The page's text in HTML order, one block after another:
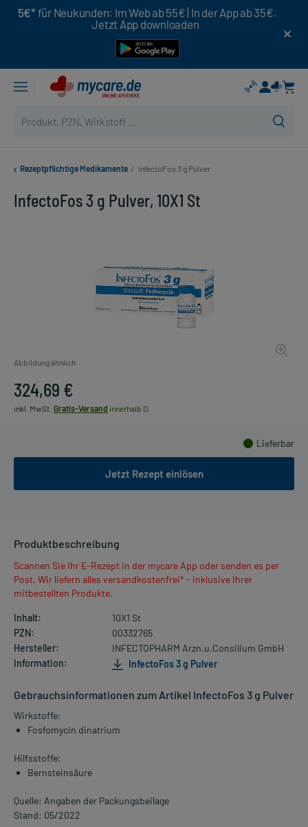
5€* für Neukunden: Im Web ab 55€ | In der App ab 35€.
Jetzt App downloaden
Rezeptpflichtige Medikamente / InfectoFos 3 g Pulver
InfectoFos 3 g Pulver, 10X1 St
Abbildung ähnlich
324,69 €
inkl. MwSt. Gratis-Versand innerhalb D.
Lieferbar
Jetzt Rezept einlösen
Produktbeschreibung
Scannen Sie Ihr E-Rezept in der mycare App oder senden es per
Post. Wir liefern alles versandkostenfrei* - inklusive Ihrer
mitbestellten Produkte.
Inhalt:
10X1 St
PZN:
00332765
Hersteller:
INFECTOPHARM Arzn.u.Consilium GmbH
Information:
InfectoFos 3 g Pulver
Gebrauchsinformationen zum Artikel InfectoFos 3 g Pulver
Wirkstoffe:
Fosfomycin dinatrium
Hilfsstoffe:
Bernsteinsäure
Quelle: Angaben der Packungsbeilage
Stand: 05/2022